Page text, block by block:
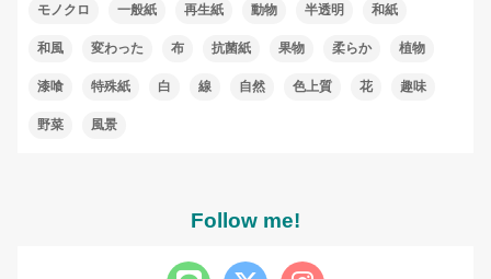
モノクロ 一般紙 再生紙 動物 半透明 和紙
和風 変わった 布 抗菌紙 果物 柔らか 植物
漆喰 特殊紙 白 線 自然 色上質 花 趣味
野菜 風景
Follow me!